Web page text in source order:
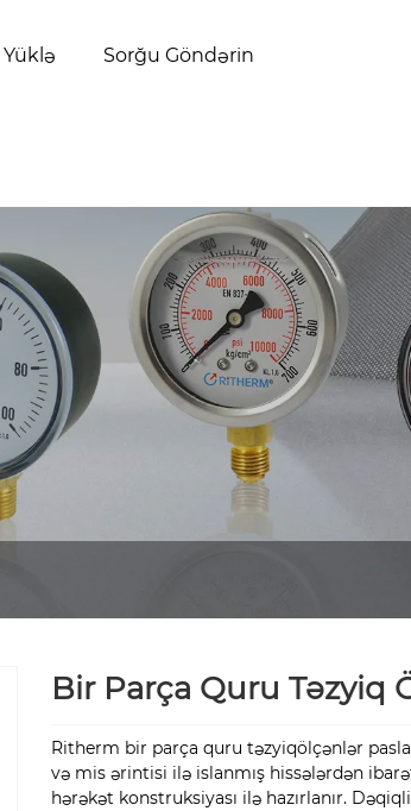
Yüklə Sorğu Göndərin
Bir Parça Quru Təzyiq
Ritherm bir parça quru təzyiqölçənlər
və mis ərintisi ilə islanmış hissələrdən
hərəkət konstruksiyası ilə hazırlanır.